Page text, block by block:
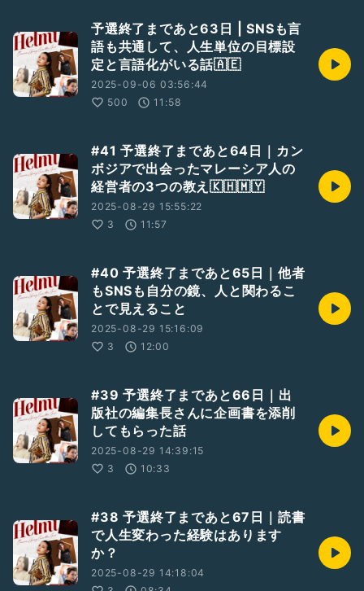
予選終了まであと63日 | SNSも言
語も共通して、人生単位の目標設
定と言語化がいる話🇦🇪
2025-09-06 03:56:44
500
11:58
#41 予選終了まであと64日｜カン
ボジアで出会ったマレーシア人の
経営者の3つの教え🇰🇭🇲🇾
2025-08-29 15:55:22
3
11:57
#40 予選終了まであと65日｜他者
もSNSも自分の鏡、人と関わるこ
とで見えること
2025-08-29 15:16:09
3
12:00
#39 予選終了まであと66日｜出
版社の編集長さんに企画書を添削
してもらった話
2025-08-29 14:39:15
3
10:33
#38 予選終了まであと67日｜読書
で人生変わった経験はあります
か？
2025-08-29 14:18:04